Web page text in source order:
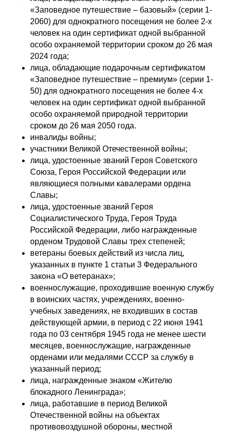
«Заповедное путешествие – базовый» (серии 1-
2060) для однократного посещения не более 2-х
человек на один сертификат одной выбранной
особо охраняемой территории сроком до 26 мая
2024 года;
лица, обладающие подарочным сертификатом
«Заповедное путешествие – премиум» (серии 1-
50) для однократного посещения не более 4-х
человек на один сертификат одной выбранной
особо охраняемой природной территории
сроком до 26 мая 2050 года.
инвалиды войны;
участники Великой Отечественной войны;
лица, удостоенные званий Героя Советского
Союза, Героя Российской Федерации или
являющиеся полными кавалерами ордена
Славы;
лица, удостоенные званий Героя
Социалистического Труда, Героя Труда
Российской Федерации, либо награжденные
орденом Трудовой Славы трех степеней;
ветераны боевых действий из числа лиц,
указанных в пункте 1 статьи 3 Федерального
закона «О ветеранах»;
военнослужащие, проходившие военную службу
в воинских частях, учреждениях, военно-
учебных заведениях, не входивших в состав
действующей армии, в период с 22 июня 1941
года по 03 сентября 1945 года не менее шести
месяцев, военнослужащие, награжденные
орденами или медалями СССР за службу в
указанный период;
лица, награжденные знаком «Жителю
блокадного Ленинграда»;
лица, работавшие в период Великой
Отечественной войны на объектах
противовоздушной обороны, местной